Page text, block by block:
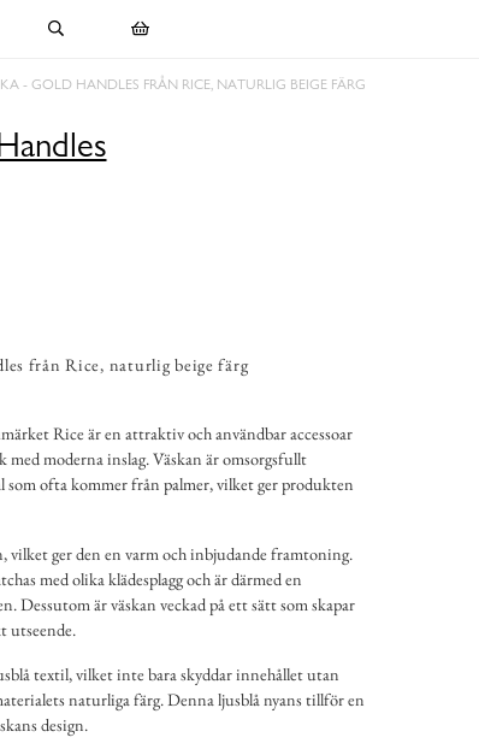
- GOLD HANDLES FRÅN RICE, NATURLIG BEIGE FÄRG
från Rice, naturlig beige färg
Rice är en attraktiv och användbar accessoar
moderna inslag. Väskan är omsorgsfullt
ofta kommer från palmer, vilket ger produkten
vilket ger den en varm och inbjudande framtoning.
med olika klädesplagg och är därmed en
Dessutom är väskan veckad på ett sätt som skapar
utseende.
textil, vilket inte bara skyddar innehållet utan
naturliga färg. Denna ljusblå nyans tillför en
design.